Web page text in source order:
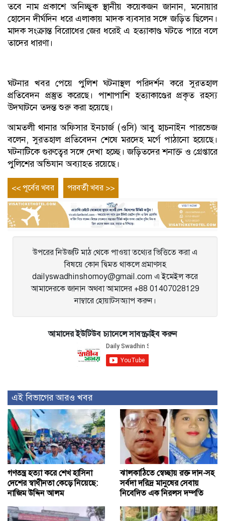
তবে নাম প্রকাশে অনিচ্ছুক স্থানীয় কয়েকজন জানান, মনোয়ার
হোসেন দীর্ঘদিন ধরে এলাকায় মাদক ব্যবসার সঙ্গে জড়িত ছিলেন।
মাদক সংক্রান্ত বিরোধের জের ধরেই এ হত্যাকাণ্ড ঘটতে পারে বলে
তাদের ধারণা।
ঘটনার খবর পেয়ে পুলিশ ঘটনাস্থল পরিদর্শন করে সুরতহাল
প্রতিবেদন প্রস্তুত করেছে। পাশাপাশি হত্যাকাণ্ডের প্রকৃত রহস্য
উদঘাটনে তদন্ত শুরু করা হয়েছে।
আমতলী থানার অফিসার ইনচার্জ (ওসি) আবু হাচনাইন পারভেজ
বলেন, সুরতহাল প্রতিবেদন শেষে মরদেহ মর্গে পাঠানো হয়েছে।
ঘটনাটিকে গুরুত্বের সঙ্গে দেখা হচ্ছে। জড়িতদের শনাক্ত ও গ্রেপ্তারে
পুলিশের অভিযান অব্যাহত রয়েছে।
Post
navigation
<< পূর্বের খবর
Previous
entry
পরবর্তী খবর >>
উপরের নিউজটি মাঠ থেকে পাওয়া তথ্যের ভিত্তিতে করা এ
বিষয়ে কোন দ্বিমত থাকলে প্রমাণসহ
dailyswadhinshomoy@gmail.com এ ইমেইল করে
আমাদেরকে জানান অথবা আমাদের +88 01407028129
নাম্বারে হোয়াটসঅ্যাপ করুন।
আমাদের ইউটিউব চ্যানেলে সাবস্ক্রাইব করুন
এই বিভাগের আরও খবর
গণতন্ত্র হত্যা করে শেখ হাসিনা
দেশের স্বাধীনতা কেড়ে নিয়েছে:
নাজিম উদ্দিন আলম
ঝালকাঠিতে স্বেচ্ছায় রক্ত দান-সহ
সর্বদা দরিদ্র মানুষের সেবায়
নিবেদিত এক নিরলস দম্পতি